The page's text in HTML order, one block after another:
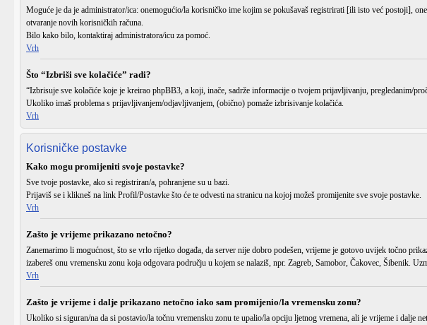
Moguće je da je administrator/ica: onemogućio/la korisničko ime kojim se pokušavaš registrirati [ili isto već postoji],
otvaranje novih korisničkih računa.
Bilo kako bilo, kontaktiraj administratora/icu za pomoć.
Vrh
Što “Izbriši sve kolačiće” radi?
“Izbrisuje sve kolačiće koje je kreirao phpBB3, a koji, inače, sadrže informacije o tvojem prijavljivanju, pregledanim/
Ukoliko imaš problema s prijavljivanjem/odjavljivanjem, (obično) pomaže izbrisivanje kolačića.
Vrh
Korisničke postavke
Kako mogu promijeniti svoje postavke?
Sve tvoje postavke, ako si registriran/a, pohranjene su u bazi.
Prijaviš se i klikneš na link Profil/Postavke što će te odvesti na stranicu na kojoj možeš promijenite sve svoje postavke.
Vrh
Zašto je vrijeme prikazano netočno?
Zanemarimo li mogućnost, što se vrlo rijetko događa, da server nije dobro podešen, vrijeme je gotovo uvijek točno
izabereš onu vremensku zonu koja odgovara području u kojem se nalaziš, npr. Zagreb, Samobor, Čakovec, Šibenik.
Vrh
Zašto je vrijeme i dalje prikazano netočno iako sam promijenio/la vremensku zonu?
Ukoliko si siguran/na da si postavio/la točnu vremensku zonu te upalio/la opciju ljetnog vremena, ali je vrijeme i dalje